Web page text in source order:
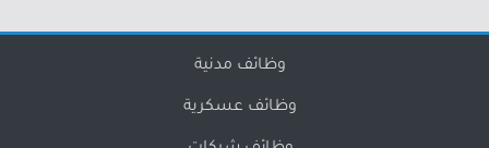
وظائف مدنية
وظائف عسكرية